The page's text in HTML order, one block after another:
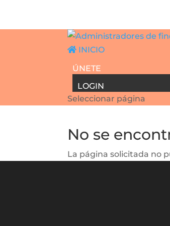
INICIO
ÚNETE
LOGIN
Seleccionar página
No se
La página solicitada no